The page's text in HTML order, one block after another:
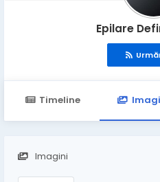
Epilare
Timeline
Imagini